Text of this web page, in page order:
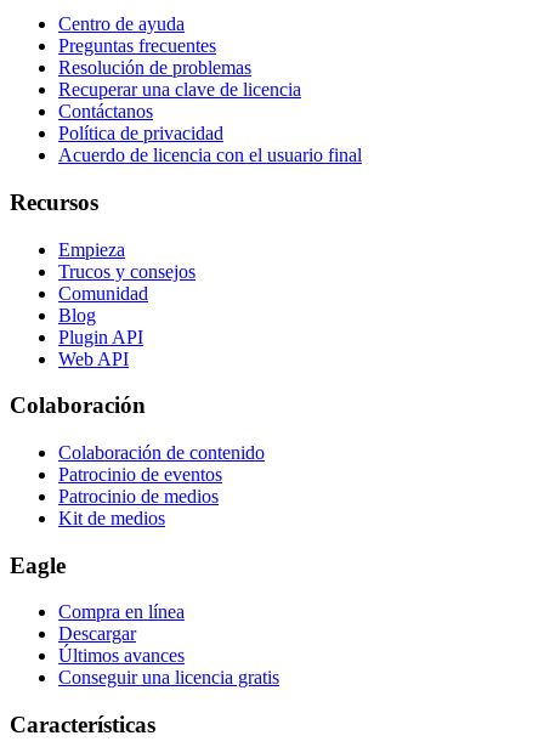
Centro de ayuda
Preguntas frecuentes
Resolución de problemas
Recuperar una clave de licencia
Contáctanos
Política de privacidad
Acuerdo de licencia con el usuario final
Recursos
Empieza
Trucos y consejos
Comunidad
Blog
Plugin API
Web API
Colaboración
Colaboración de contenido
Patrocinio de eventos
Patrocinio de medios
Kit de medios
Eagle
Compra en línea
Descargar
Últimos avances
Conseguir una licencia gratis
Características